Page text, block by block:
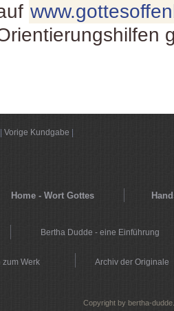
Vorige Kundgabe
Home - Wort Gottes
Bertha Dudde - eine Einführung
zum Werk Archiv der Originale
Copyright by bertha-